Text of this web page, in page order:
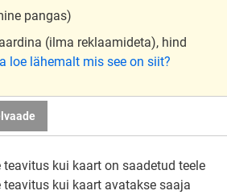
pangas)
(ilma reklaamideta), hind
loe lähemalt mis see on siit?
kui kaart on saadetud teele
kui kaart avatakse saaja